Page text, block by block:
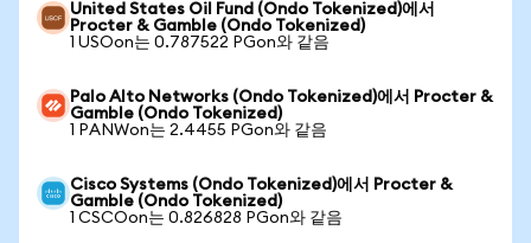
United States Oil Fund (Ondo Tokenized)에서
Procter & Gamble (Ondo Tokenized)
1 USOon는 0.787522 PGon와 같음
Palo Alto Networks (Ondo Tokenized)에서 Procter &
Gamble (Ondo Tokenized)
1 PANWon는 2.4455 PGon와 같음
Cisco Systems (Ondo Tokenized)에서 Procter &
Gamble (Ondo Tokenized)
1 CSCOon는 0.826828 PGon와 같음